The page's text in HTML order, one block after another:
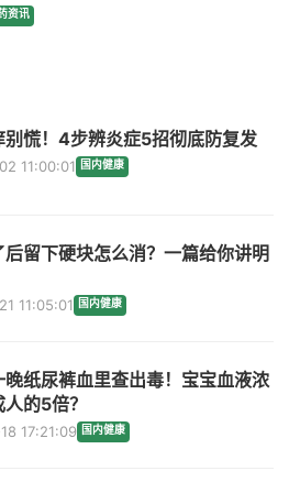
资讯
别慌！4步辨炎症5招彻底防复发
11:00:01 国内健康
后留下硬块怎么消？一篇给你讲明
11:05:01 国内健康
晚纸尿裤血里查出毒！宝宝血液浓
的5倍？
17:21:09 国内健康